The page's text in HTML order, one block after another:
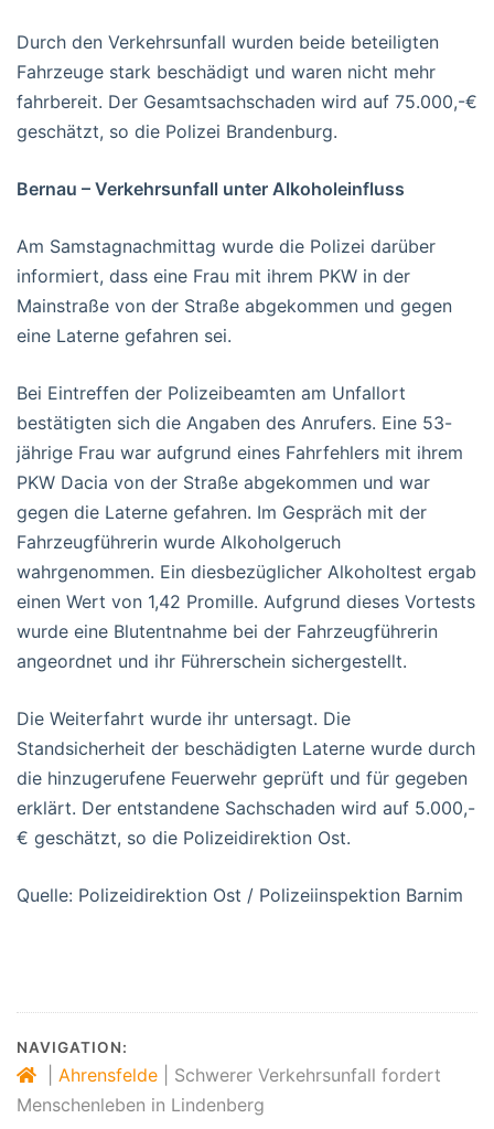
Durch den Verkehrsunfall wurden beide beteiligten
Fahrzeuge stark beschädigt und waren nicht mehr
fahrbereit. Der Gesamtsachschaden wird auf 75.000,-€
geschätzt, so die Polizei Brandenburg.
Bernau – Verkehrsunfall unter Alkoholeinfluss
Am Samstagnachmittag wurde die Polizei darüber
informiert, dass eine Frau mit ihrem PKW in der
Mainstraße von der Straße abgekommen und gegen
eine Laterne gefahren sei.
Bei Eintreffen der Polizeibeamten am Unfallort
bestätigten sich die Angaben des Anrufers. Eine 53-
jährige Frau war aufgrund eines Fahrfehlers mit ihrem
PKW Dacia von der Straße abgekommen und war
gegen die Laterne gefahren. Im Gespräch mit der
Fahrzeugführerin wurde Alkoholgeruch
wahrgenommen. Ein diesbezüglicher Alkoholtest ergab
einen Wert von 1,42 Promille. Aufgrund dieses Vortests
wurde eine Blutentnahme bei der Fahrzeugführerin
angeordnet und ihr Führerschein sichergestellt.
Die Weiterfahrt wurde ihr untersagt. Die
Standsicherheit der beschädigten Laterne wurde durch
die hinzugerufene Feuerwehr geprüft und für gegeben
erklärt. Der entstandene Sachschaden wird auf 5.000,-
€ geschätzt, so die Polizeidirektion Ost.
Quelle: Polizeidirektion Ost / Polizeiinspektion Barnim
NAVIGATION:
Ahrensfelde
Schwerer Verkehrsunfall fordert
Menschenleben in Lindenberg